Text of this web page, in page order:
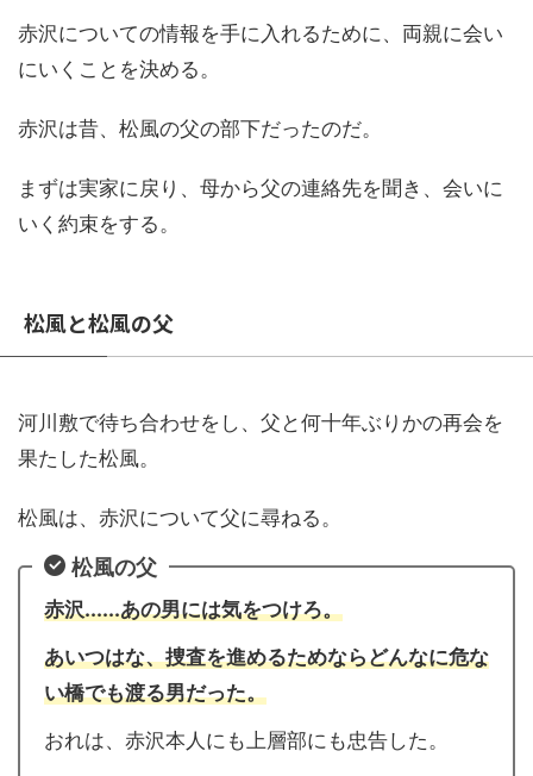
赤沢についての情報を手に入れるために、両親に会い
にいくことを決める。
赤沢は昔、松風の父の部下だったのだ。
まずは実家に戻り、母から父の連絡先を聞き、会いに
いく約束をする。
松風と松風の父
河川敷で待ち合わせをし、父と何十年ぶりかの再会を
果たした松風。
松風は、赤沢について父に尋ねる。
松風の父
赤沢......あの男には気をつけろ。
あいつはな、捜査を進めるためならどんなに危な
い橋でも渡る男だった。
おれは、赤沢本人にも上層部にも忠告した。